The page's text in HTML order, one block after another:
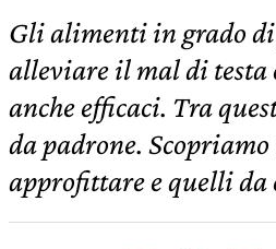
Gli alimenti in grado
alleviare il mal di testa
anche efficaci. Tra
da padrone.
approfittare e quelli da